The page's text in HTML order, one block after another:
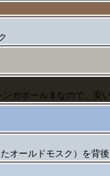
ガポール＄なので、安
オールドモスク）を背